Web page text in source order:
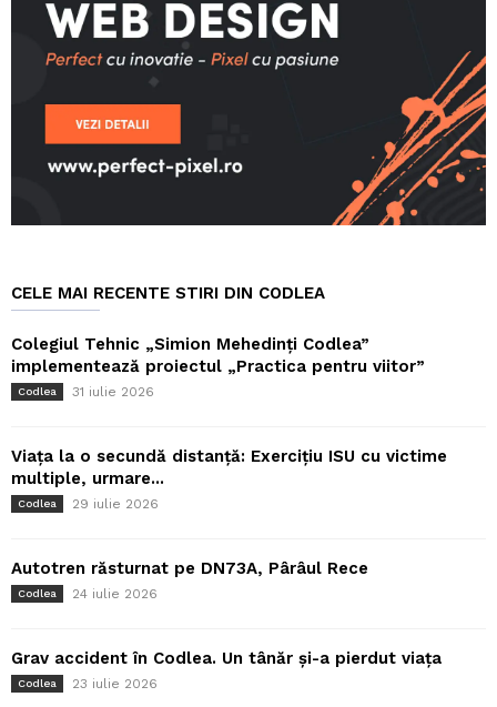
CELE MAI RECENTE STIRI DIN CODLEA
Colegiul Tehnic „Simion Mehedinți Codlea”
implementează proiectul „Practica pentru viitor”
Codlea 31 iulie 2026
Viața la o secundă distanță: Exercițiu ISU cu victime
multiple, urmare...
Codlea 29 iulie 2026
Autotren răsturnat pe DN73A, Pârâul Rece
Codlea 24 iulie 2026
Grav accident în Codlea. Un tânăr și-a pierdut viața
Codlea 23 iulie 2026